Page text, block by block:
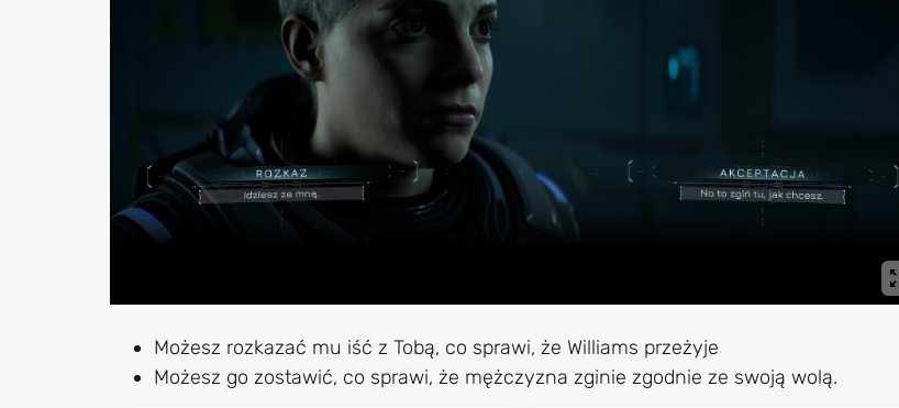
Możesz rozkazać mu iść z Tobą, co sprawi, że Williams przeżyje
Możesz go zostawić, co sprawi, że mężczyzna zginie zgodnie ze swoją wolą.